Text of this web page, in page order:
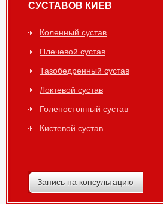
СУСТАВОВ КИЕВ
Коленный сустав
Плечевой сустав
Тазобедренный сустав
Локтевой сустав
Голеностопный сустав
Кистевой сустав
Запись на консультацию